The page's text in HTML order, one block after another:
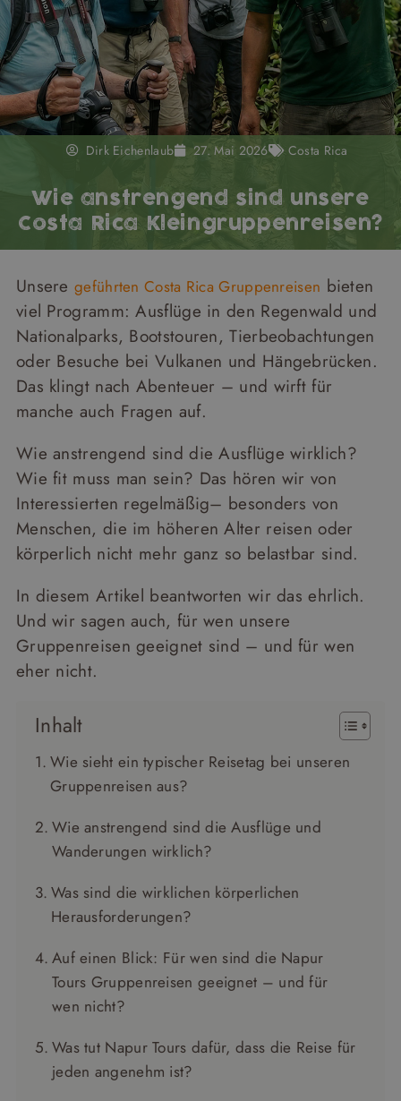
Dirk Eichenlaub 27. Mai 2026 Costa Rica
Wie anstrengend sind unsere
Costa Rica Kleingruppenreisen?
Unseregeführten Costa Rica Gruppenreisen bieten
viel Programm: Ausflüge in den Regenwald und
Nationalparks, Bootstouren, Tierbeobachtungen
oder Besuche bei Vulkanen und Hängebrücken.
Das klingt nach Abenteuer – und wirft für
manche auch Fragen auf.
Wie anstrengend sind die Ausflüge wirklich?
Wie fit muss man sein? Das hören wir von
Interessierten regelmäßig– besonders von
Menschen, die im höheren Alter reisen oder
körperlich nicht mehr ganz so belastbar sind.
In diesem Artikel beantworten wir das ehrlich.
Und wir sagen auch, für wen unsere
Gruppenreisen geeignet sind – und für wen
eher nicht.
Inhalt
Wie sieht ein typischer Reisetag bei unseren
Gruppenreisen aus?
Wie anstrengend sind die Ausflüge und
Wanderungen wirklich?
Was sind die wirklichen körperlichen
Herausforderungen?
Auf einen Blick: Für wen sind die Napur
Tours Gruppenreisen geeignet – und für
wen nicht?
Was tut Napur Tours dafür, dass die Reise für
jeden angenehm ist?